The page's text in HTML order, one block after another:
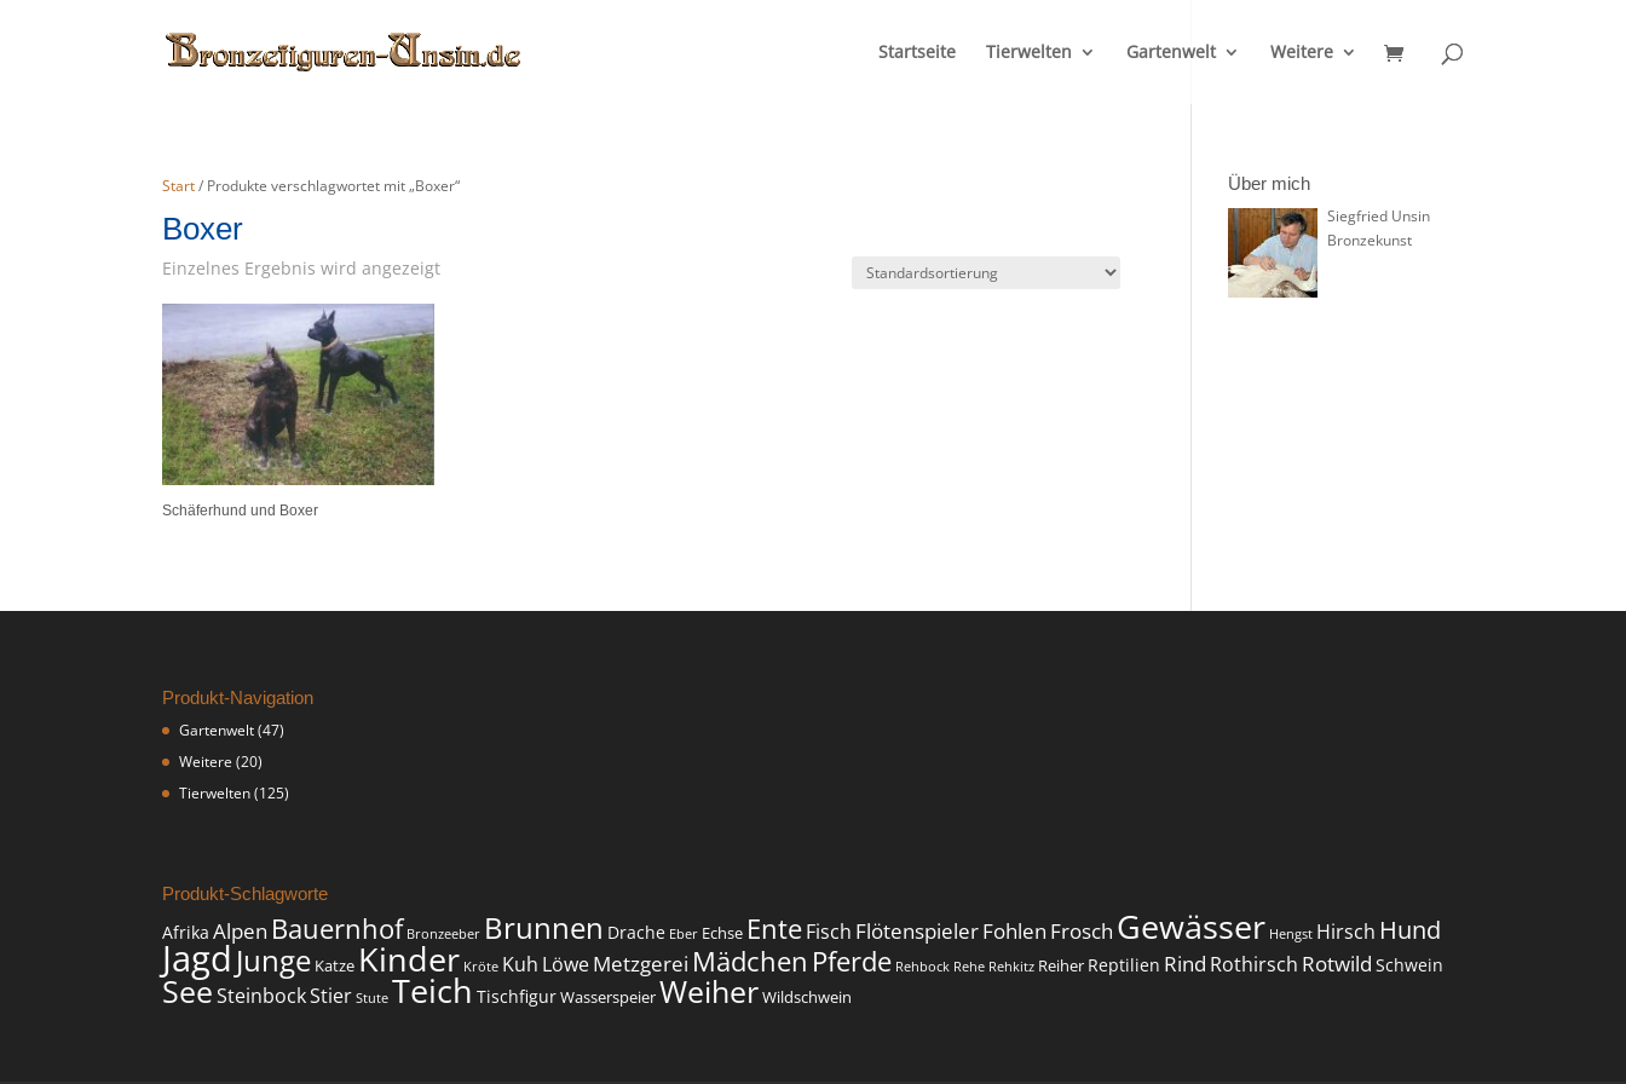
Startseite Tierwelten Gartenwelt Weitere
Start/ Produkte verschlagwortet mit „Boxer“
Boxer
Einzelnes Ergebnis wird angezeigt
Schäferhund und Boxer
Über mich
Siegfried Unsin
Bronzekunst
Produkt-Navigation
Gartenwelt (47)
Weitere (20)
Tierwelten (125)
Produkt-Schlagworte
Afrika Alpen Bauernhof Bronzeeber Brunnen Drache Eber Echse EnteFisch FlötenspielerFohlen Frosch Gewässer Hengst Hirsch Hund
JagdJunge Katze Kinder Kröte Kuh LöweMetzgerei Mädchen Pferde Rehbock Rehe Rehkitz Reiher Reptilien Rind Rothirsch Rotwild Schwein
See SteinbockStier Stute Teich Tischfigur Wasserspeier Weiher Wildschwein